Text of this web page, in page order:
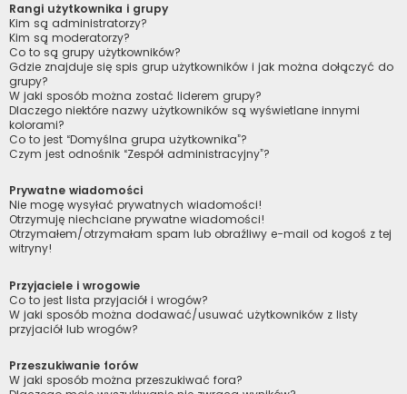
Rangi użytkownika i grupy
Kim są administratorzy?
Kim są moderatorzy?
Co to są grupy użytkowników?
Gdzie znajduje się spis grup użytkowników i jak można dołączyć do
grupy?
W jaki sposób można zostać liderem grupy?
Dlaczego niektóre nazwy użytkowników są wyświetlane innymi
kolorami?
Co to jest “Domyślna grupa użytkownika”?
Czym jest odnośnik “Zespół administracyjny”?
Prywatne wiadomości
Nie mogę wysyłać prywatnych wiadomości!
Otrzymuję niechciane prywatne wiadomości!
Otrzymałem/otrzymałam spam lub obraźliwy e-mail od kogoś z tej
witryny!
Przyjaciele i wrogowie
Co to jest lista przyjaciół i wrogów?
W jaki sposób można dodawać/usuwać użytkowników z listy
przyjaciół lub wrogów?
Przeszukiwanie forów
W jaki sposób można przeszukiwać fora?